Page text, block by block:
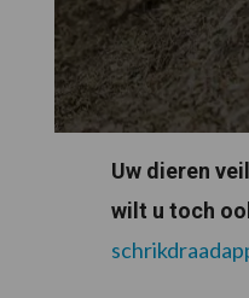
Uw dieren
wilt u toch